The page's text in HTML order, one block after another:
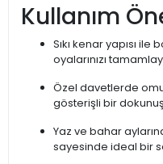
Kullanım
Sıkı kenar yapısı ile
oyalarınızı
Özel davetlerde
gösterişli bir
Yaz ve bahar
sayesinde ideal bir